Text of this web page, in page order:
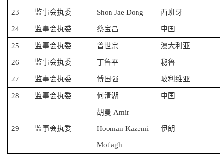
23 监事会执委 Shon Jae Dong 西班牙
24 监事会执委 蔡宝昌 中国
25 监事会执委 曾世宗 澳大利亚
26 监事会执委 丁鲁平 秘鲁
27 监事会执委 傅国强 玻利维亚
28 监事会执委 何清湖 中国
29 监事会执委
胡曼 Amir
Hooman Kazemi
Motlagh
伊朗